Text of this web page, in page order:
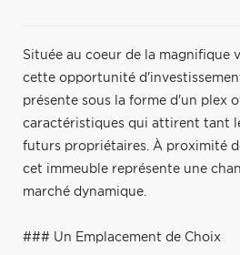
Située au coeur de la magnifique
cette opportunité
présente sous la forme d'un plex
caractéristiques qui attirent tant
futurs propriétaires. À proximité
cet immeuble représente une
marché dynamique.
### Un Emplacement de Choix